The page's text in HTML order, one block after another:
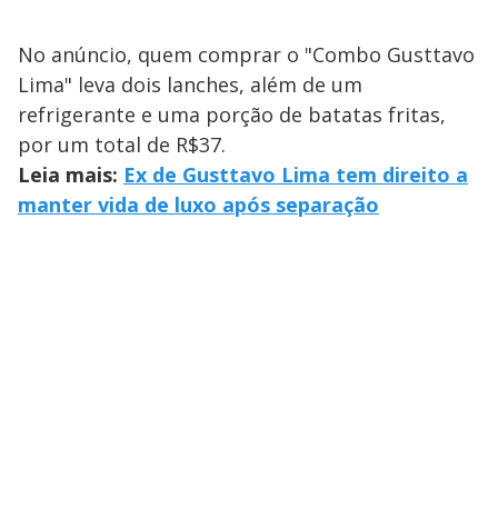
No anúncio, quem comprar o "Combo Gusttavo
Lima" leva dois lanches, além de um
refrigerante e uma porção de batatas fritas,
por um total de R$37.
Leia mais: Ex de Gusttavo Lima tem direito a
manter vida de luxo após separação